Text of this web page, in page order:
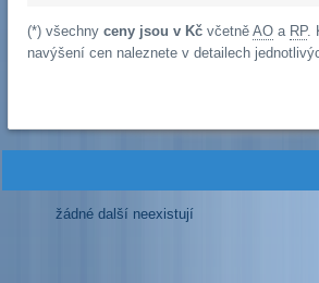
(*) všechny ceny jsou v Kčvčetně AOa RP.
navýšení cen naleznete v detailech
žádné další neexistují